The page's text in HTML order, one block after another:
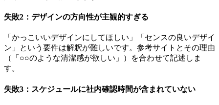
失敗2：デザインの方向性が主観的すぎる
「かっこいいデザインにしてほしい」「センスの良いデザイ
ン」という要件は解釈が難しいです。参考サイトとその理由
（「○○のような清潔感が欲しい」）を合わせて記述しま
す。
失敗3：スケジュールに社内確認時間が含まれていない